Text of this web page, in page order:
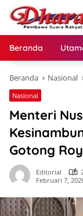
Langsung
konten
Beranda
Beranda Nasional
Nasional
Menteri
Gotong
Editorial
Februari 7,